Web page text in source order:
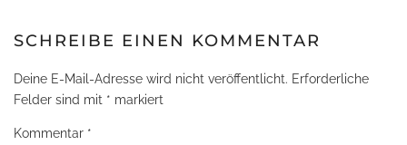
SCHREIBE EINEN KOMMENTAR
Deine E-Mail-Adresse wird nicht veröffentlicht. Erforderliche
Felder sind mit * markiert
Kommentar *